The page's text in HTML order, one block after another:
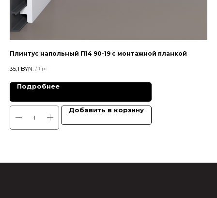
Плинтус напольный П14 90-19 с монтажной планкой
35,1 BYN. / 1 pc
Подробнее
Добавить в корзину